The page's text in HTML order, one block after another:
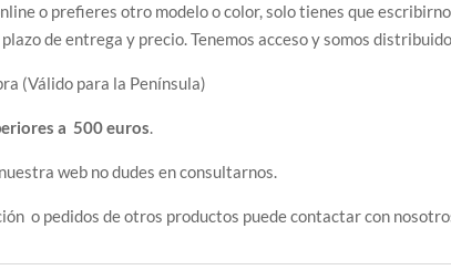
o prefieres otro modelo o color, solo tienes que
de entrega y precio. Tenemos acceso y somos
(Válido para la Península)
a 500 euros.
web no dudes en consultarnos.
o pedidos de otros productos puede contactar con